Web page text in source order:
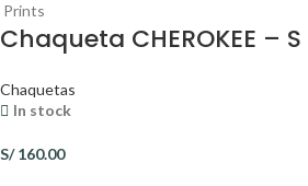
Prints
Chaqueta CHEROKEE – S
Chaquetas
In stock
S/160.00